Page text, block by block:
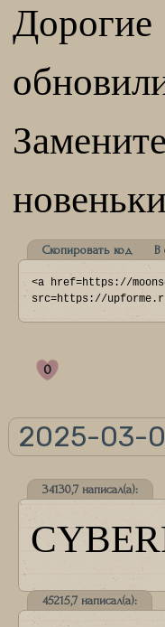
Скопировать код В
<a href=https://
src=https://
0
2025-03-
34130,7 написал(а):
45215,7 написал(а):